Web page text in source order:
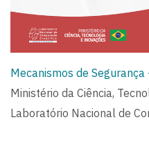
Mecanismos de Segurança
Ministério da Ciência,
Laboratório Nacional de